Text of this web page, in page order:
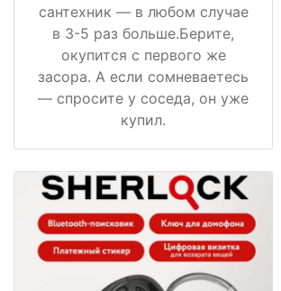
сантехник — в любом случае
в 3-5 раз больше.Берите,
окупится с первого же
засора. А если сомневаетесь
— спросите у соседа, он уже
купил.